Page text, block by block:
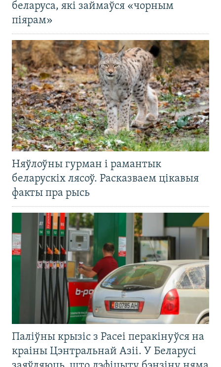
беларуса, які займаўся «чорным
піярам»
Няўлоўны гурман і рамантык
беларускіх лясоў. Расказваем цікавыя
факты пра рысь
Паліўны крызіс з Расеі перакінуўся на
краіны Цэнтральнай Азіі. У Беларусі